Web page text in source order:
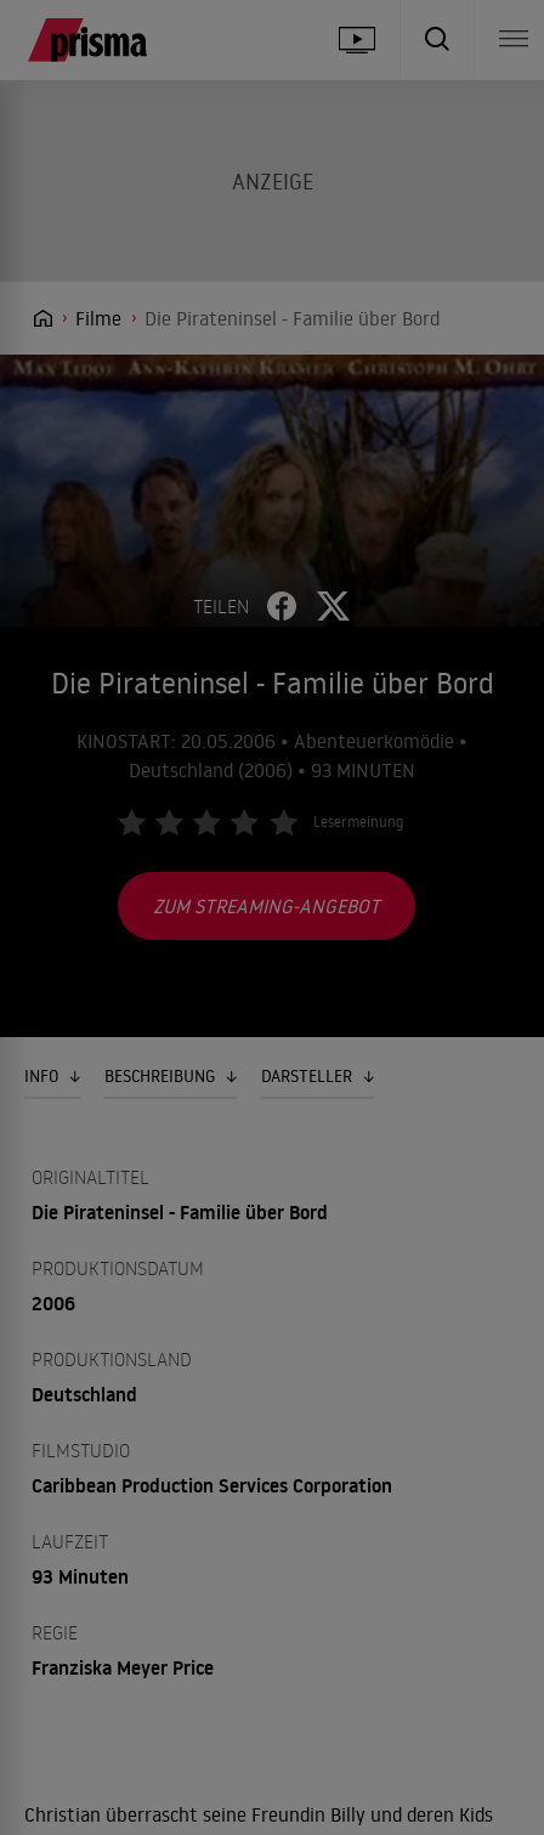
Filme Die Pirateninsel - Familie über Bord
TEILEN
Die Pirateninsel - Familie über Bord
KINOSTART: 20.05.2006 • Abenteuerkomödie •
Deutschland (2006) • 93 MINUTEN
Lesermeinung
ZUM STREAMING-ANGEBOT
INFO BESCHREIBUNG DARSTELLER
ORIGINALTITEL
Die Pirateninsel - Familie über Bord
PRODUKTIONSDATUM
2006
PRODUKTIONSLAND
Deutschland
FILMSTUDIO
Caribbean Production Services Corporation
LAUFZEIT
93 Minuten
REGIE
Franziska Meyer Price
Christian überrascht seine Freundin Billy und deren Kids